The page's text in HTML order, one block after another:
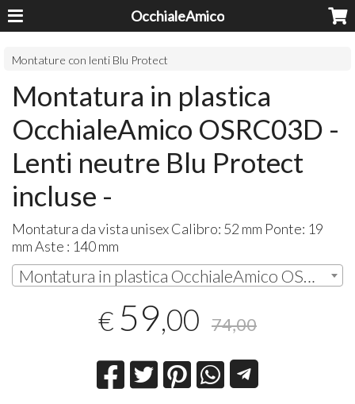
OcchialeAmico
Montature con lenti Blu Protect
Montatura in plastica
OcchialeAmico OSRC03D -
Lenti neutre Blu Protect
incluse -
Montatura da vista unisex Calibro: 52 mm Ponte: 19
mm Aste : 140 mm
Montatura in plastica OcchialeAmico OSRC03 C3 Light Havana | € 59,00
€ 59,00 74,00